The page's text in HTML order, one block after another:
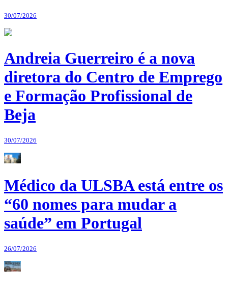
30/07/2026
Andreia Guerreiro é a nova
diretora do Centro de Emprego
e Formação Profissional de
Beja
30/07/2026
Médico da ULSBA está entre os
“60 nomes para mudar a
saúde” em Portugal
26/07/2026